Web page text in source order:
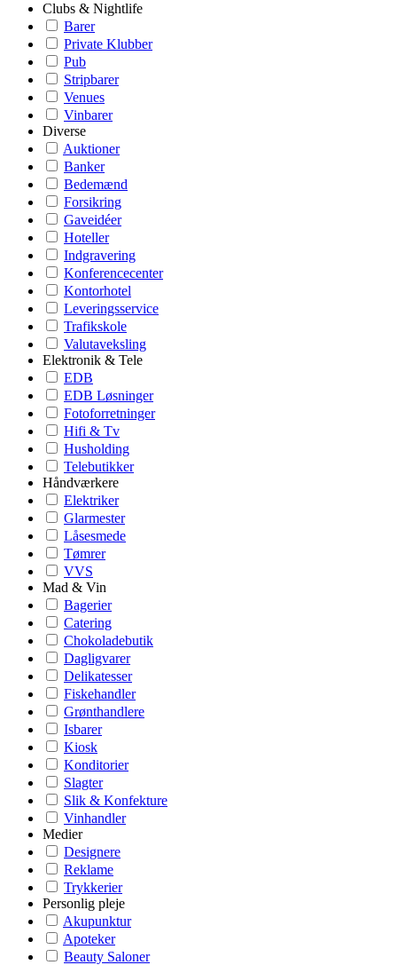
Clubs & Nightlife
Barer
Private Klubber
Pub
Stripbarer
Venues
Vinbarer
Diverse
Auktioner
Banker
Bedemænd
Forsikring
Gaveidéer
Hoteller
Indgravering
Konferencecenter
Kontorhotel
Leveringsservice
Trafikskole
Valutaveksling
Elektronik & Tele
EDB
EDB Løsninger
Fotoforretninger
Hifi & Tv
Husholding
Telebutikker
Håndværkere
Elektriker
Glarmester
Låsesmede
Tømrer
VVS
Mad & Vin
Bagerier
Catering
Chokoladebutik
Dagligvarer
Delikatesser
Fiskehandler
Grønthandlere
Isbarer
Kiosk
Konditorier
Slagter
Slik & Konfekture
Vinhandler
Medier
Designere
Reklame
Trykkerier
Personlig pleje
Akupunktur
Apoteker
Beauty Saloner